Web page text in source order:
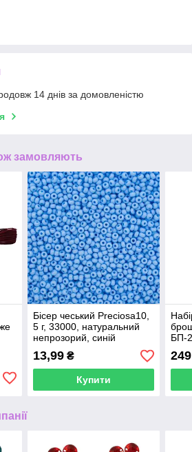
14 днів за домовленістю
замовляють
Бісер чеський Preciosa10,
5 г, 33000, натуральний
непрозорий, синій
13,99₴
Купити
БП-
Art